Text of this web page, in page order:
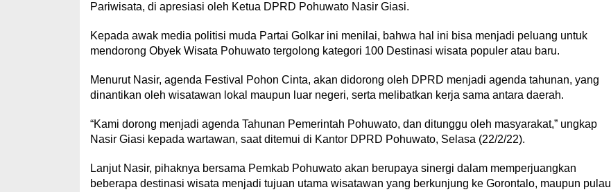
Pariwisata, di apresiasi oleh Ketua DPRD Pohuwato Nasir Giasi.
Kepada awak media politisi muda Partai Golkar ini menilai, bahwa hal ini bisa menjadi peluang untuk
mendorong Obyek Wisata Pohuwato tergolong kategori 100 Destinasi wisata populer atau baru.
Menurut Nasir, agenda Festival Pohon Cinta, akan didorong oleh DPRD menjadi agenda tahunan, yang
dinantikan oleh wisatawan lokal maupun luar negeri, serta melibatkan kerja sama antara daerah.
“Kami dorong menjadi agenda Tahunan Pemerintah Pohuwato, dan ditunggu oleh masyarakat,” ungkap
Nasir Giasi kepada wartawan, saat ditemui di Kantor DPRD Pohuwato, Selasa (22/2/22).
Lanjut Nasir, pihaknya bersama Pemkab Pohuwato akan berupaya sinergi dalam memperjuangkan
beberapa destinasi wisata menjadi tujuan utama wisatawan yang berkunjung ke Gorontalo, maupun pulau